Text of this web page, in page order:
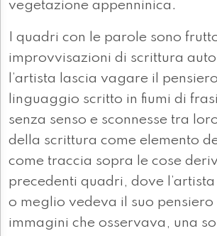
vegetazione appenninica.
I quadri con le parole sono
improvvisazioni di scrittura
l’artista lascia vagare il
linguaggio scritto in fiumi di
senza senso e sconnesse tra
della scrittura come elemento
come traccia sopra le cose
precedenti quadri, dove
o meglio vedeva il suo pensiero
immagini che osservava, una